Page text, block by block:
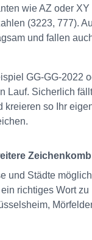
wie AZ oder
(3223, 777).
und fallen
GG-GG-2022
Lauf. Sicherlich
kreieren so Ihr
und Städte
richtiges Wort